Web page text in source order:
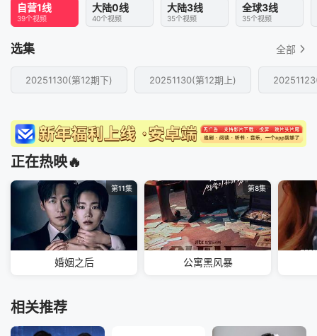
自营1线
39个视频
大陆0线
40个视频
大陆3线
35个视频
全球3线
35个视频
选集 全部
20251130(第12期下) 20251130(第12期上)
正在热映🔥
第11集
婚姻之后
第8集
公寓黑风暴
相关推荐